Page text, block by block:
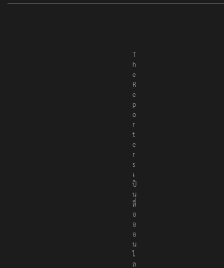
T
h
e
R
e
p
o
r
t
e
r
s
เ
ป็
น
สื่
อ
อ
อ
น
ไ
ล